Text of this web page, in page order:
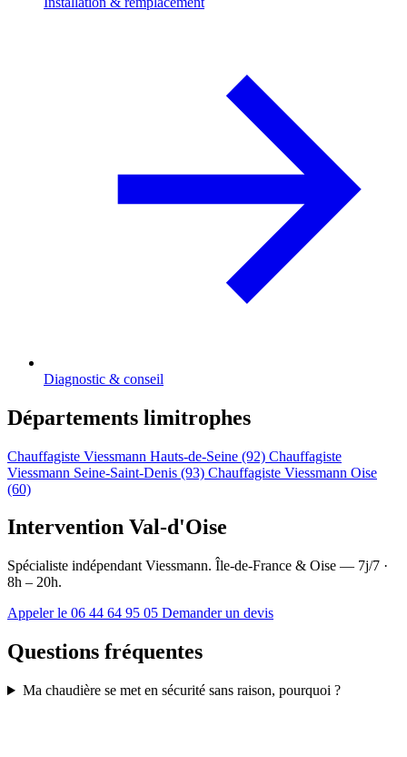
Diagnostic & conseil
Départements limitrophes
Chauffagiste Viessmann Hauts-de-Seine (92) Chauffagiste
Viessmann Seine-Saint-Denis (93) Chauffagiste Viessmann Oise
(60)
Intervention Val-d'Oise
Spécialiste indépendant Viessmann. Île-de-France & Oise — 7j/7 ·
8h – 20h.
Appeler le 06 44 64 95 05 Demander un devis
Questions fréquentes
Ma chaudière se met en sécurité sans raison, pourquoi ?